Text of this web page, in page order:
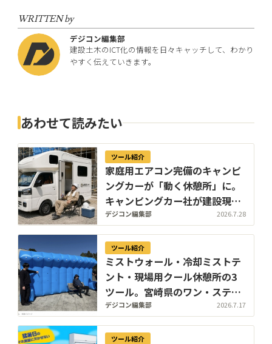
WRITTEN by
デジコン編集部
建設土木のICT化の情報を日々キャッチして、わかり
やすく伝えていきます。
あわせて読みたい
ツール紹介
家庭用エアコン完備のキャンピ
ングカーが「動く休憩所」に。
キャンピングカー社が建設現場
向け法人プランを開始
デジコン編集部 2026.7.28
ツール紹介
ミストウォール・冷却ミストテ
ント・現場用クール休憩所の3
ツール。宮崎県のワン・ステッ
プがエアー式熱中症対策のレン
タル在庫を大幅拡充
デジコン編集部 2026.7.17
ツール紹介